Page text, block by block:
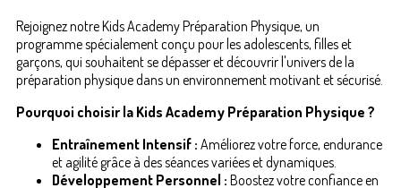
Rejoignez notre Kids Academy Préparation Physique, un
programme spécialement conçu pour les adolescents, filles et
garçons, qui souhaitent se dépasser et découvrir l'univers de la
préparation physique dans un environnement motivant et sécurisé.
Pourquoi choisir la Kids Academy Préparation Physique ?
Entraînement Intensif : Améliorez votre force, endurance
et agilité grâce à des séances variées et dynamiques.
Développement Personnel : Boostez votre confiance en